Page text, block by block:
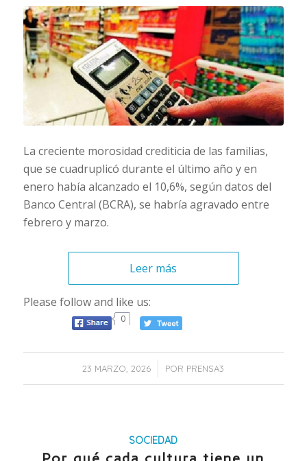
La creciente morosidad crediticia de las familias,
que se cuadruplicó durante el último año y en
enero había alcanzado el 10,6%, según datos del
Banco Central (BCRA), se habría agravado entre
febrero y marzo.
Leer más
Please follow and like us:
0
23 MARZO, 2026
/ POR PRENSA3
SOCIEDAD